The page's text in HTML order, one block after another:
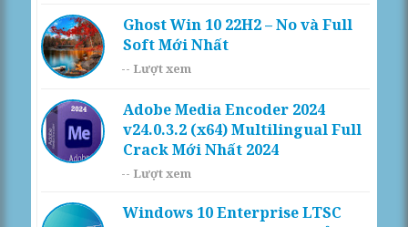
Ghost Win 10 22H2 – No và Full
Soft Mới Nhất
-- Lượt xem
Adobe Media Encoder 2024
v24.0.3.2 (x64) Multilingual Full
Crack Mới Nhất 2024
-- Lượt xem
Windows 10 Enterprise LTSC